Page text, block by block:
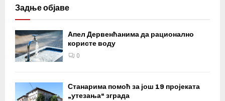
Задње објаве
Апел Дервенћанима да рационално
користе воду
0
Станарима помоћ за још 19 пројеката
„утезања“ зграда